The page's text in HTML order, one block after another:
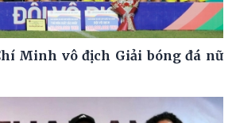
Minh vô địch Giải bóng đá nữ